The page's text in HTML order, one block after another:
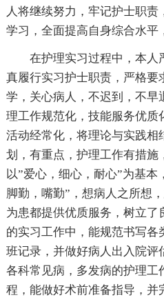
人将继续努力，牢记护士职
学习，全面提高自身综合水平
在护理实习过程中，本人
真履行实习护士职责，严格要
学，关心病人，不迟到，不早
理工作规范化，技能服务优质
活动经常化，将理论与实践相
划，有重点，护理工作有措施
以”爱心，细心，耐心”为基本
脚勤，嘴勤”，想病人之所想
为患都提供优质服务，树立了
的实习工作中，能规范书写
班记录，并做好病人出入院评
各科常见病，多发病的护理工
程，能做好术前准备指导，并